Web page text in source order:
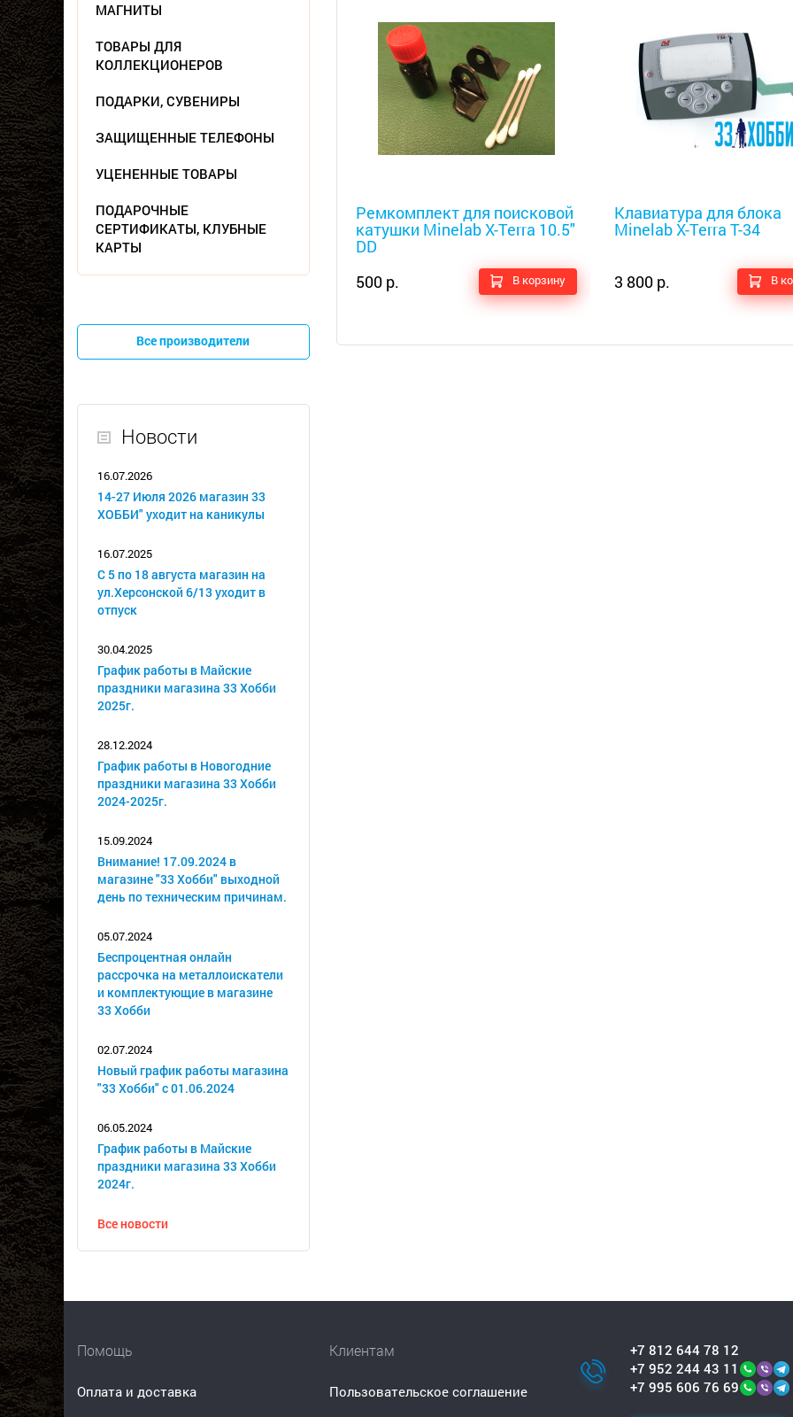
МАГНИТЫ
ТОВАРЫ ДЛЯ
КОЛЛЕКЦИОНЕРОВ
ПОДАРКИ, СУВЕНИРЫ
ЗАЩИЩЕННЫЕ ТЕЛЕФОНЫ
УЦЕНЕННЫЕ ТОВАРЫ
ПОДАРОЧНЫЕ
СЕРТИФИКАТЫ, КЛУБНЫЕ
КАРТЫ
Все производители
Новости
16.07.2026
14-27 Июля 2026 магазин 33
ХОББИ" уходит на каникулы
16.07.2025
С 5 по 18 августа магазин на
ул.Херсонской 6/13 уходит в
отпуск
30.04.2025
График работы в Майские
праздники магазина 33 Хобби
2025г.
28.12.2024
График работы в Новогодние
праздники магазина 33 Хобби
2024-2025г.
15.09.2024
Внимание! 17.09.2024 в
магазине "33 Хобби" выходной
день по техническим причинам.
05.07.2024
Беспроцентная онлайн
рассрочка на металлоискатели
и комплектующие в магазине
33 Хобби
02.07.2024
Новый график работы магазина
"33 Хобби" с 01.06.2024
06.05.2024
График работы в Майские
праздники магазина 33 Хобби
2024г.
Все новости
Ремкомплект для поисковой
катушки Minelab X-Terra 10.5"
DD
500 р.
В корзину
Клавиатура для блока
Minelab X-Terra T-34
3 800 р. В
Помощь
Оплата и доставка
Клиентам
Пользовательское соглашение
+7 812 644 78 12
+7 952 244 43 11
+7 995 606 76 69